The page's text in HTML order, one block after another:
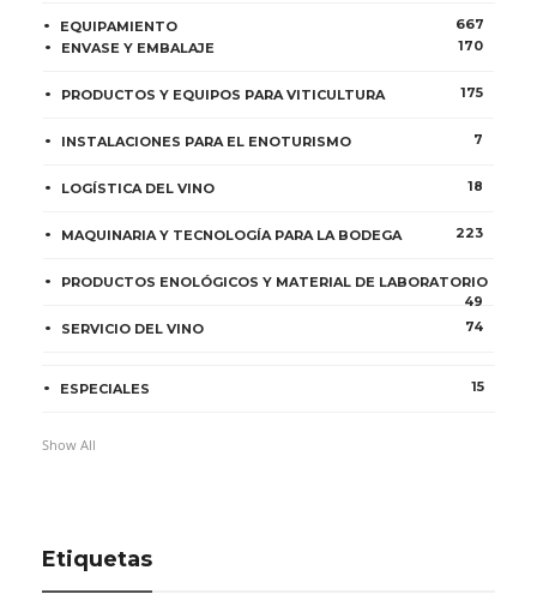
EQUIPAMIENTO
667
ENVASE Y EMBALAJE
170
PRODUCTOS Y EQUIPOS PARA VITICULTURA 175
INSTALACIONES PARA EL ENOTURISMO 7
LOGÍSTICA DEL VINO 18
MAQUINARIA Y TECNOLOGÍA PARA LA BODEGA 223
PRODUCTOS ENOLÓGICOS Y MATERIAL DE LABORATORIO
49
SERVICIO DEL VINO
74
ESPECIALES 15
Show All
Etiquetas